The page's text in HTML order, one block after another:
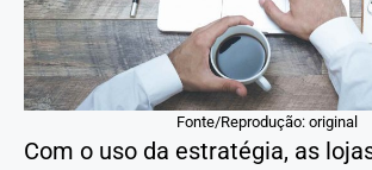
Fonte/Reprodução: original
Com o uso da estratégia, as